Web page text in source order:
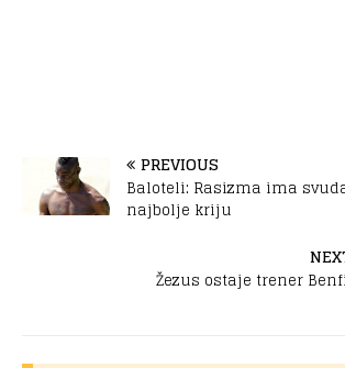
PREVIOUS
Baloteli: Rasizma ima
najbolje kriju
Žezus ostaje trener